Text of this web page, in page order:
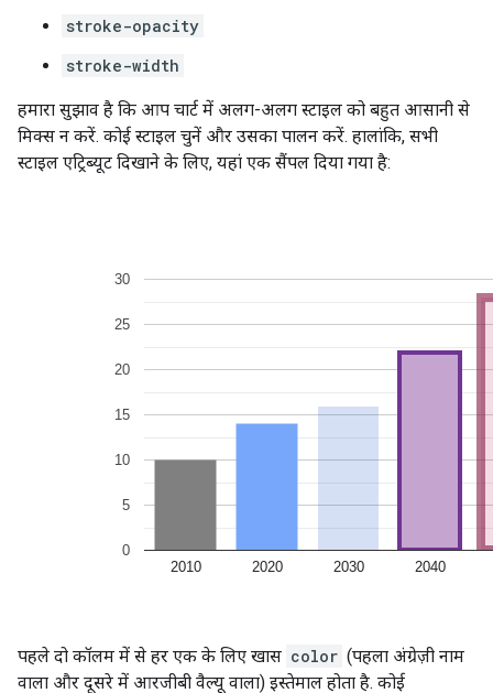
stroke-opacity
stroke-width
हमारा सुझाव है कि आप चार्ट में अलग-अलग स्टाइल को बहुत आसानी से
मिक्स न करें. कोई स्टाइल चुनें और उसका पालन करें. हालांकि, सभी
स्टाइल एट्रिब्यूट दिखाने के लिए, यहां एक सैंपल दिया गया है:
पहले दो कॉलम में से हर एक के लिए खास color (पहला अंग्रेज़ी नाम
वाला और दूसरे में आरजीबी वैल्यू वाला) इस्तेमाल होता है. कोई